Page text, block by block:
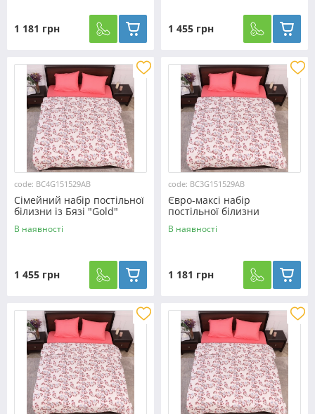
1 181 грн 1 455 грн
code: BC4G151529AB
Сімейний набір постільної
білизни із Бязі "Gold"
№151529AB Черешенка™
В наявності
1 455 грн
code: BC3G151529AB
Євро-максі набір
постільної білизни
200*220 із Бязі "Gold"
№151529AB Черешенка™
В наявності
1 181 грн